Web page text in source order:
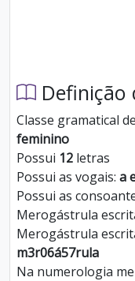
Definição
Classe gramatical
feminino
Possui 12 letras
Possui as vogais: a
Possui as
Merogástrula
Merogástrula
m3r06á57rula
Na numerologia